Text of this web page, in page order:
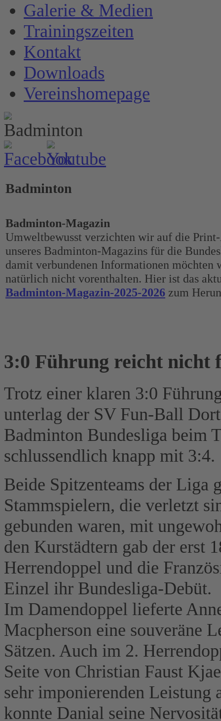
Galerie & Medien
Trainingszeiten
Kontakt
Downloads
Vereinshomepage
Badminton
Badminton-Magazin
Umweltbewusst verzichten wir auf die
unseres Badminton-Magazins für die
damit verbundenen Informationen möchten
natürlich nicht vorenthalten. Hier ist das
Badminton-Magazin-2025-2026 zum
3:0 Führung reicht nicht
Trotz einer klaren 3:0
unterlag der SV Fun-Ball
Badminton Bundesliga beim
schlussendlich knapp mit 3:4.
Beide Spitzenteams der Liga
Stammspielern, die verletzt
gebunden waren, mit
den Kurstädtern gab der erst
Herrendoppel und die
Einzel ihr Bundesliga-Debüt.
Im Damendoppel lieferte
Macpherson eine souveräne
Sätzen. Auch im 2.
Seite von Christian Faust
sehr imponierenden Leistung
konnte Danial seine